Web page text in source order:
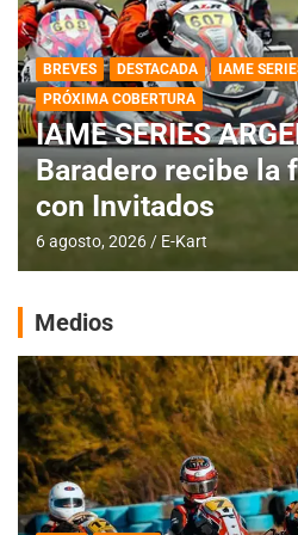
BREVES DESTACADA
IAME
PRÓXIMA COBERTURA
IAME SERIES
Baradero recibe la
con Invitados
6 agosto, 2026 E-Kart
Medios